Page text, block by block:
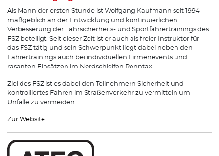
Als Mann der ersten Stunde ist Wolfgang Kaufmann seit 1994
maßgeblich an der Entwicklung und kontinuierlichen
Verbesserung der Fahrsicherheits- und Sportfahrertrainings des
FSZ beteiligt. Seit dieser Zeit ist er auch als freier Instruktor für
das FSZ tätig und sein Schwerpunkt liegt dabei neben den
Fahrertrainings auch bei individuellen Firmenevents und
rasanten Einsätzen im Nordschleifen Renntaxi.
Ziel des FSZ ist es dabei den Teilnehmern Sicherheit und
kontrolliertes Fahren im Straßenverkehr zu vermitteln um
Unfälle zu vermeiden.
Zur Website